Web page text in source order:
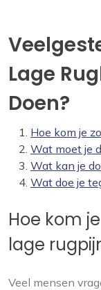
Lage
Doen?
Hoe kom je
Wat moet je
Wat kan je
Wat doe je
Hoe kom
lage
Veel mensen